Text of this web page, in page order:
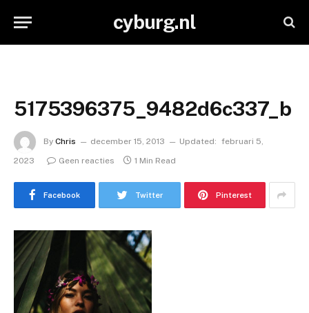
cyburg.nl
5175396375_9482d6c337_b
By Chris december 15, 2013 Updated: februari 5,
2023
Geen reacties 1 Min Read
Facebook Twitter Pinterest